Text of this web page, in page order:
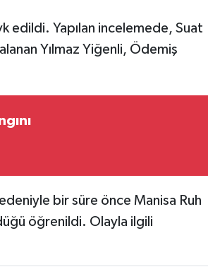
edildi. Yapılan incelemede, Suat
Yılmaz Yiğenli, Ödemiş
bir süre önce Manisa Ruh
öğrenildi. Olayla ilgili